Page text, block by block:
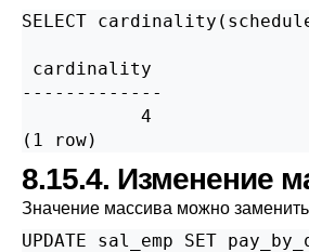
SELECT
cardinality
-------------
           4
(1 row)
8.15.4. Изменение
Значение массива можно
UPDATE sal_emp SET